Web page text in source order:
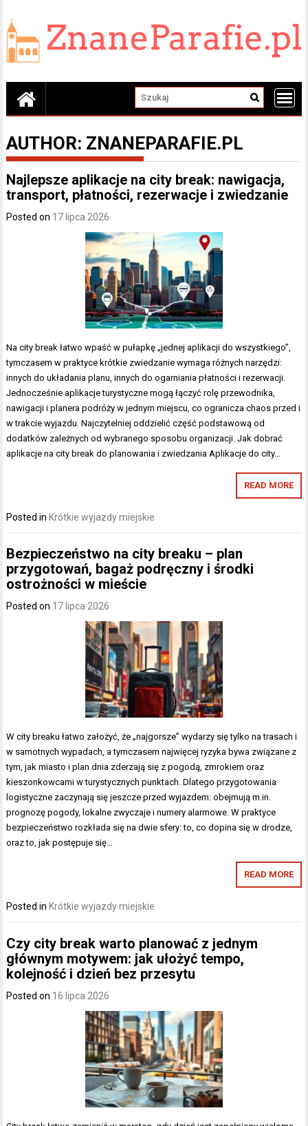
content
AUTHOR: ZNANEPARAFIE.PL
Najlepsze aplikacje na city break: nawigacja,
transport, płatności, rezerwacje i zwiedzanie
Posted on 17 lipca 2026
Na city break łatwo wpaść w pułapkę „jednej aplikacji do wszystkiego”,
tymczasem w praktyce krótkie zwiedzanie wymaga różnych narzędzi:
innych do układania planu, innych do ogarniania płatności i rezerwacji.
Jednocześnie aplikacje turystyczne mogą łączyć rolę przewodnika,
nawigacji i planera podróży w jednym miejscu, co ogranicza chaos przed i
w trakcie wyjazdu. Najczytelniej oddzielić część podstawową od
dodatków zależnych od wybranego sposobu organizacji. Jak dobrać
aplikacje na city break do planowania i zwiedzania Aplikacje do city…
READ MORE
Posted in Krótkie wyjazdy miejskie
Bezpieczeństwo na city breaku – plan
przygotowań, bagaż podręczny i środki
ostrożności w mieście
Posted on 17 lipca 2026
W city breaku łatwo założyć, że „najgorsze” wydarzy się tylko na trasach i
w samotnych wypadach, a tymczasem najwięcej ryzyka bywa związane z
tym, jak miasto i plan dnia zderzają się z pogodą, zmrokiem oraz
kieszonkowcami w turystycznych punktach. Dlatego przygotowania
logistyczne zaczynają się jeszcze przed wyjazdem: obejmują m.in.
prognozę pogody, lokalne zwyczaje i numery alarmowe. W praktyce
bezpieczeństwo rozkłada się na dwie sfery: to, co dopina się w drodze,
oraz to, jak postępuje się…
READ MORE
Posted in Krótkie wyjazdy miejskie
Czy city break warto planować z jednym
głównym motywem: jak ułożyć tempo,
kolejność i dzień bez przesytu
Posted on 16 lipca 2026